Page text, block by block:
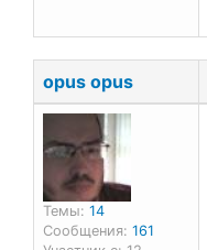
opus opus
Темы: 14
Сообщения: 161